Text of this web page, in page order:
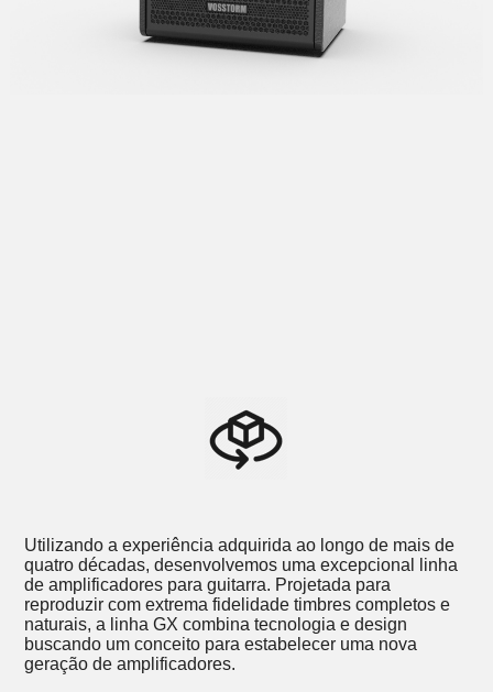
Utilizando a experiência adquirida ao longo de mais de
quatro décadas, desenvolvemos uma excepcional linha
de amplificadores para guitarra. Projetada para
reproduzir com extrema fidelidade timbres completos e
naturais, a linha GX combina tecnologia e design
buscando um conceito para estabelecer uma nova
geração de amplificadores.